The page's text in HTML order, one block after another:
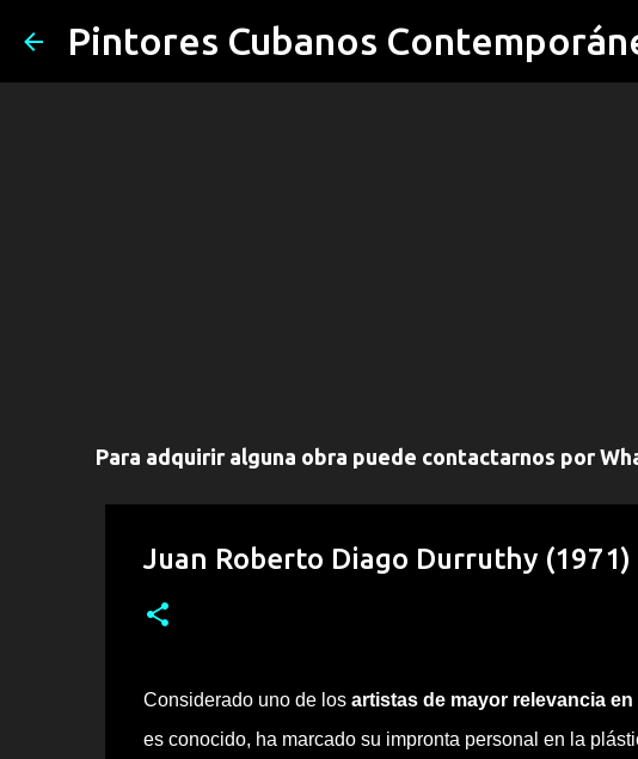
Pintores Cubanos
Para adquirir alguna obra puede contactarnos por
Juan Roberto Diago Durruthy (1971)
Considerado uno de los artistas de mayor relevancia
es conocido, ha marcado su impronta personal en la